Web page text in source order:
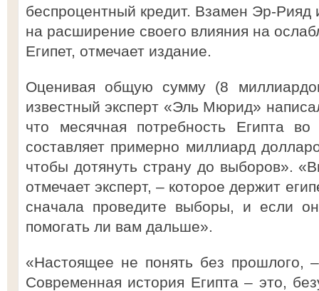
беспроцентный кредит. Взамен Эр-
на расширение своего влияния на
Египет, отмечает издание.
Оценивая общую сумму (8
известный эксперт «Эль Мюрид»
что месячная потребность Египта
составляет примерно миллиард
чтобы дотянуть страну до выборов».
отмечает эксперт, – которое держит
сначала проведите выборы, и если
помогать ли вам дальше».
«Настоящее не понять без прошлого,
Современная история Египта – это,